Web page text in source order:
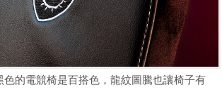
色的電競椅是百搭色，龍紋圖騰也讓椅子有